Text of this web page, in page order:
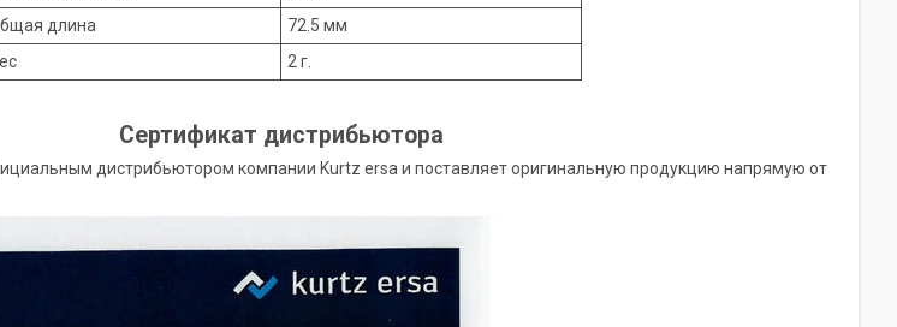
длина
72.5 мм
2 г.
Сертификат дистрибьютора
дистрибьютором компании Kurtz ersa и поставляет оригинальную продукцию напрямую от